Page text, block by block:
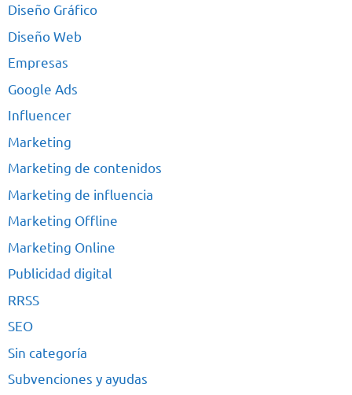
Diseño Gráfico
Diseño Web
Empresas
Google Ads
Influencer
Marketing
Marketing de contenidos
Marketing de influencia
Marketing Offline
Marketing Online
Publicidad digital
RRSS
SEO
Sin categoría
Subvenciones y ayudas